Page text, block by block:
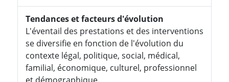
Tendances et facteurs d'évolution
L'éventail des prestations et des interventions
se diversifie en fonction de l'évolution du
contexte légal, politique, social, médical,
familial, économique, culturel, professionnel